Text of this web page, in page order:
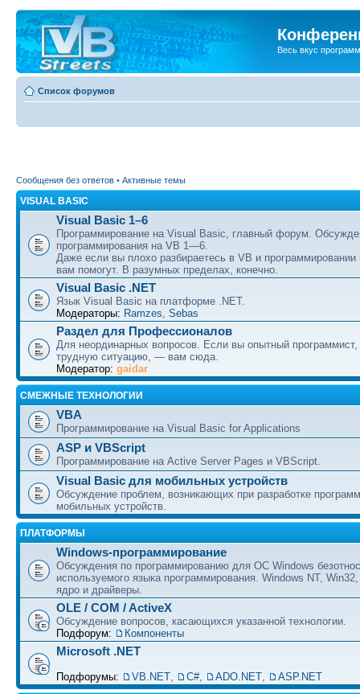
Весь вкус
Список форумов
Сообщения без ответов • Активные темы
VISUAL BASIC
Visual Basic 1–6
Программирование на Visual Basic, главный форум.
программирования на VB 1—6.
Даже если вы плохо разбираетесь в VB и
вам помогут. В разумных пределах, конечно.
Visual Basic .NET
Язык Visual Basic на платформе .NET.
Модераторы: Ramzes, Sebas
Раздел для Профессионалов
Для неординарных вопросов. Если вы опытный
трудную ситуацию, — вам сюда.
Модератор: gaidar
СМЕЖНЫЕ ТЕХНОЛОГИИ
VBA
Программирование на Visual Basic for Applications
ASP и VBScript
Программирование на Active Server Pages и VBScript.
Visual Basic для мобильных устройств
Обсуждение проблем, возникающих при разработке
мобильных устройств.
ПЛАТФОРМЫ
Windows-программирование
Обсуждения по программированию для ОС Windows
используемого языка программирования. Windows NT,
ядро и драйверы.
OLE / COM / ActiveX
Обсуждение вопросов, касающихся указанной технологии.
Подфорум:
Компоненты
Microsoft .NET
Подфорумы: VB.NET, C#, ADO.NET, ASP.NET